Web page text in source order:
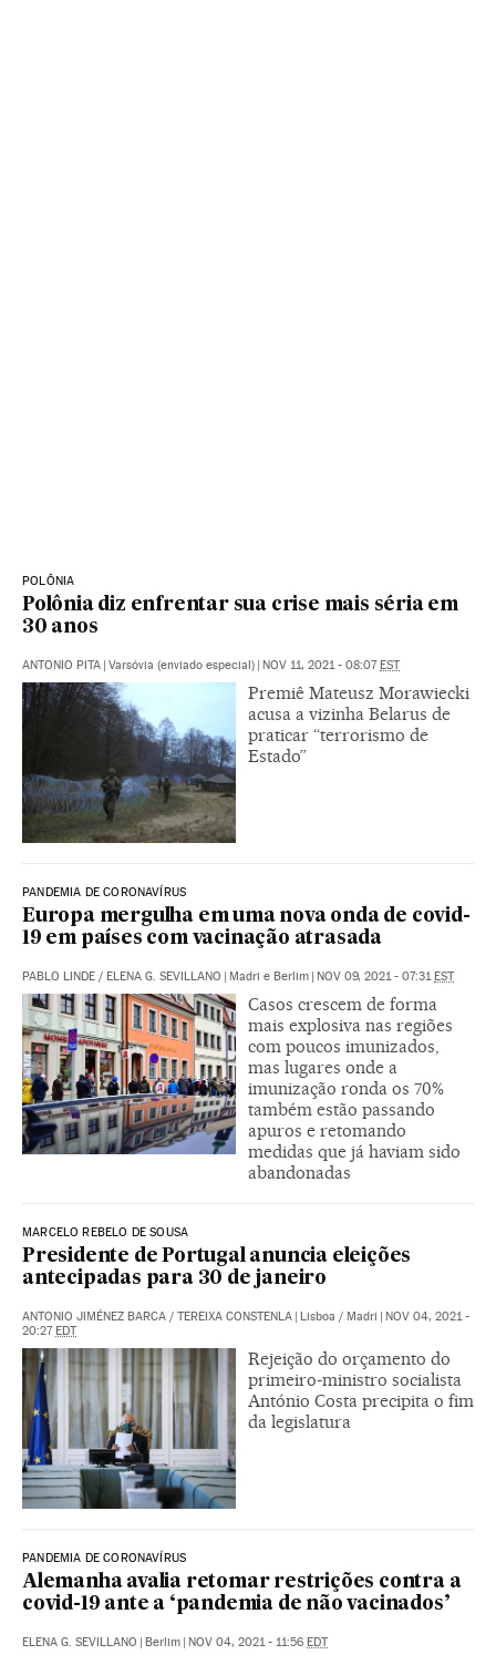
POLÔNIA
Polônia diz enfrentar sua crise mais séria em
30 anos
ANTONIO PITA | Varsóvia (enviado especial) | NOV 11, 2021 - 08:07EST
Premiê Mateusz Morawiecki
acusa a vizinha Belarus de
praticar “terrorismo de
Estado”
PANDEMIA DE CORONAVÍRUS
Europa mergulha em uma nova onda de covid-
19 em países com vacinação atrasada
PABLO LINDE / ELENA G. SEVILLANO | Madri e Berlim | NOV 09, 2021 - 07:31EST
Casos crescem de forma
mais explosiva nas regiões
com poucos imunizados,
mas lugares onde a
imunização ronda os 70%
também estão passando
apuros e retomando
medidas que já haviam sido
abandonadas
MARCELO REBELO DE SOUSA
Presidente de Portugal anuncia eleições
antecipadas para 30 de janeiro
ANTONIO JIMÉNEZ BARCA / TEREIXA CONSTENLA | Lisboa / Madri | NOV 04, 2021 -
20:27EDT
Rejeição do orçamento do
primeiro-ministro socialista
António Costa precipita o fim
da legislatura
PANDEMIA DE CORONAVÍRUS
Alemanha avalia retomar restrições contra a
covid-19 ante a ‘pandemia de não vacinados’
ELENA G. SEVILLANO | Berlim | NOV 04, 2021 - 11:56 EDT